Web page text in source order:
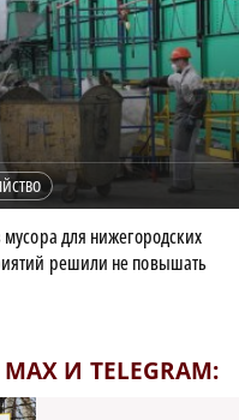
мусора для нижегородских
решили не повышать
И TELEGRAM: